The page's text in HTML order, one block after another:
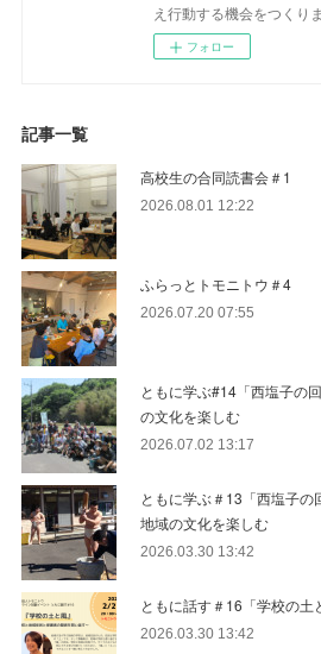
え行動する機会をつくりま
フォロー
記事一覧
高校生の合同読書会＃1
2026.08.01 12:22
ふらっとトモニトウ＃4
2026.07.20 07:55
ともに学ぶ#14「西塩子の
の文化を楽しむ
2026.07.02 13:17
ともに学ぶ＃13「西塩子の
地域の文化を楽しむ
2026.03.30 13:42
ともに話す＃16「学校の土
2026.03.30 13:42